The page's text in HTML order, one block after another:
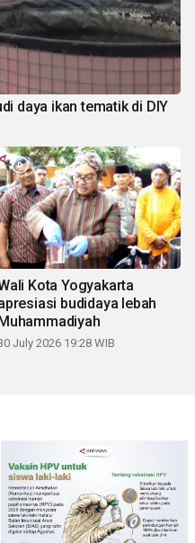
daya ikan tematik di DIY
Kota Yogyakarta
budidaya lebah
July 2026 19:28 WIB